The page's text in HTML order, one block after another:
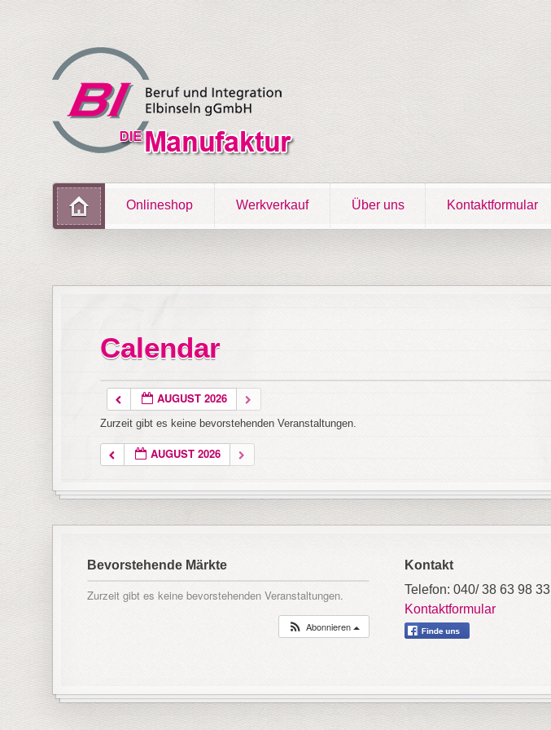
Onlineshop Werkverkauf Über uns Kontaktformular
Calendar
AUGUST 2026
Zurzeit gibt es keine bevorstehenden Veranstaltungen.
AUGUST 2026
Bevorstehende Märkte
Zurzeit gibt es keine bevorstehenden Veranstaltungen.
Abonnieren
Kontakt
Telefon: 040/ 38 63 98 33
Kontaktformular